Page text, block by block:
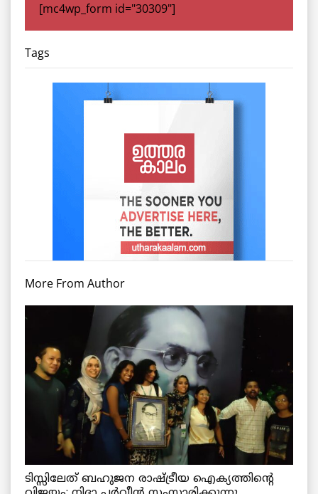
[mc4wp_form id="30309"]
Tags
More From Author
ടിസ്സിലേത് ബഹുജന രാഷ്ട്രീയ ഐക്യത്തിന്റെ